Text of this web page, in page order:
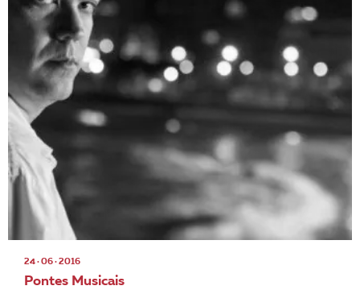
24 · 06 · 2016
Pontes Musicais